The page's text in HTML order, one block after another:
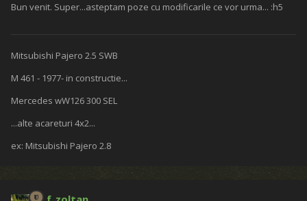
Bun venit. Super...asteptam poze cu modificarile ce vor urma... :h5
Mitsubishi Pajero 2.5 SWB
M 461 - 1977- in constructie...
Mercedes wW126 300 SEL
...alte acareturi 4x2...
ex: Mitsubishi Pajero 2.8